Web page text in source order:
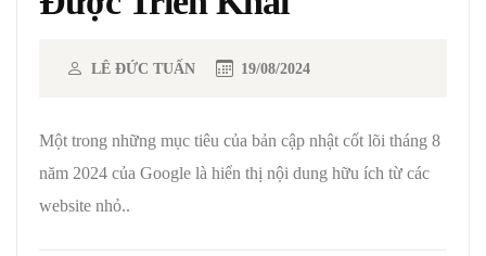
LÊ ĐỨC TUẤN 19/08/2024
Một trong những mục tiêu của bản cập nhật cốt lõi tháng 8
năm 2024 của Google là hiển thị nội dung hữu ích từ các
website nhỏ..